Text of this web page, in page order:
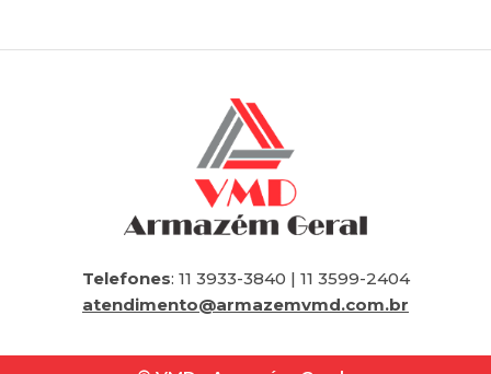
Telefones: 11 3933-3840 | 11 3599-2404
atendimento@armazemvmd.com.br